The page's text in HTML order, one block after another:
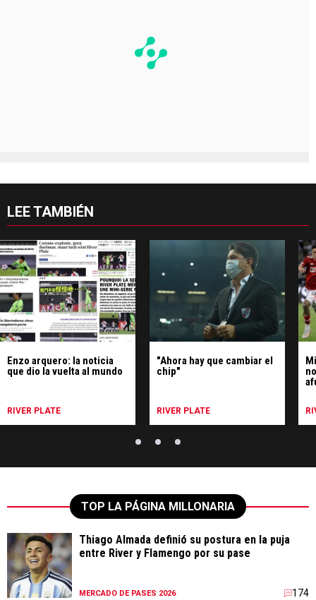
LEE TAMBIÉN
Enzo arquero: la noticia
que dio la vuelta al mundo
RIVER PLATE
"Ahora hay que cambiar el
chip"
RIVER PLATE
TOP LA PÁGINA MILLONARIA
Thiago Almada definió su postura en la puja
entre River y Flamengo por su pase
MERCADO DE PASES 2026 174